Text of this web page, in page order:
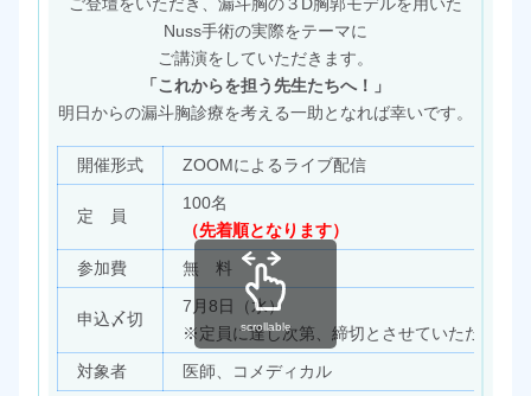
ご登壇をいただき、漏斗胸の３D胸郭モデルを用いた
Nuss手術の実際をテーマに
ご講演をしていただきます。
「これからを担う先生たちへ！」
明日からの漏斗胸診療を考える一助となれば幸いです。
開催形式 ZOOMによるライブ配信
定 員
100名
（先着順となります）
参加費
無 料
申込〆切
7月8日（水）
※定員に達し次第、締切とさせていただきま
対象者
医師、コメディカル
scrollable